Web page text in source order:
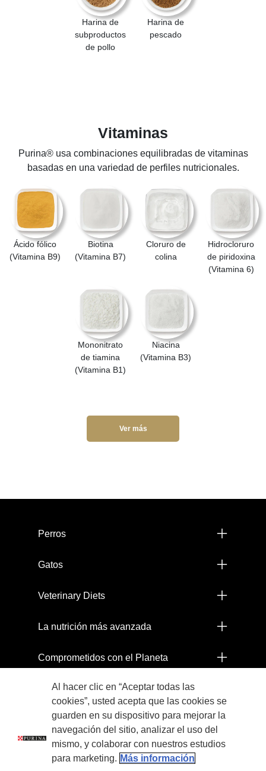
Harina de
subproductos
de pollo
Harina de
pescado
Vitaminas
Purina® usa combinaciones equilibradas de vitaminas
basadas en una variedad de perfiles nutricionales.
Ácido fólico
(Vitamina B9)
Biotina
(Vitamina B7)
Cloruro de
colina
Hidrocloruro
de piridoxina
(Vitamina 6)
Mononitrato
de tiamina
(Vitamina B1)
Niacina
(Vitamina B3)
Ver más
Perros
Gatos
Veterinary Diets
La nutrición más avanzada
Comprometidos con el Planeta
Legales
Al hacer clic en “Aceptar todas las
cookies”, usted acepta que las cookies se
guarden en su dispositivo para mejorar la
navegación del sitio, analizar el uso del
mismo, y colaborar con nuestros estudios
para marketing. Más información